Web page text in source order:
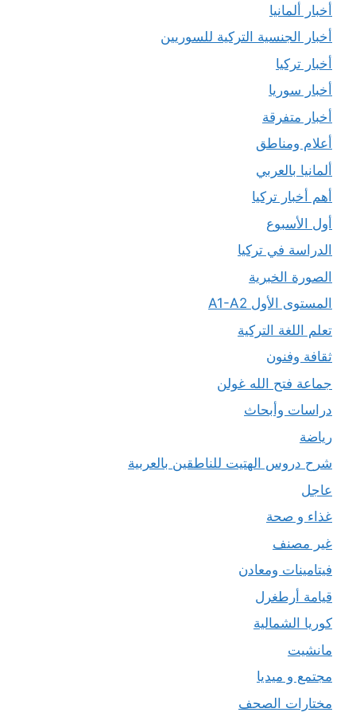
أخبار ألمانيا
أخبار الجنسية التركية للسوريين
أخبار تركيا
أخبار سوريا
أخبار متفرقة
أعلام ومناطق
ألمانيا بالعربي
أهم أخبار تركيا
أول الأسبوع
الدراسة في تركيا
الصورة الخبرية
المستوى الأول A1-A2
تعلم اللغة التركية
ثقافة وفنون
جماعة فتح الله غولن
دراسات وأبحاث
رياضة
شرح دروس الهتيت للناطقين بالعربية
عاجل
غذاء و صحة
غير مصنف
فيتامينات ومعادن
قيامة أرطغرل
كوريا الشمالية
مانشيت
مجتمع و ميديا
مختارات الصحف